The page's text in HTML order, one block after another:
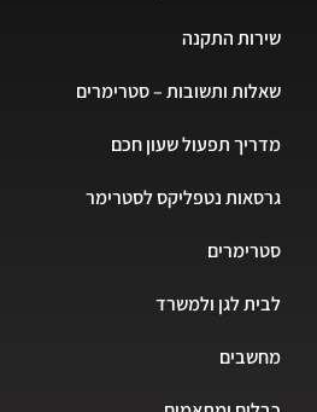
שירות התקנה
שאלות ותשובות – סטרימרים
מדריך תפעול שעון חכם
גרסאות נטפליקס לסטרימר
סטרימרים
לבית לגן ולמשרד
מחשבים